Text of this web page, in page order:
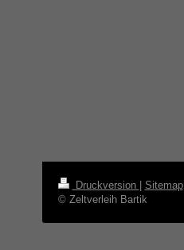
Druckversion
Sitemap
© Zeltverleih Bartik